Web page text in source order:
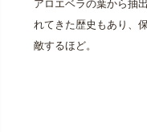
アロエベラの葉から抽
れてきた歴史もあり、
敵するほど。